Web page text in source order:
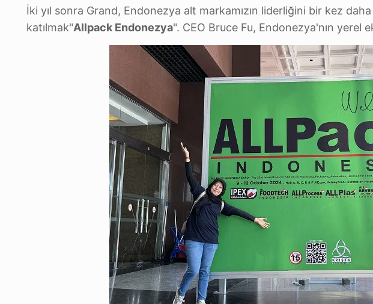
İki yıl sonra Grand, Endonezya alt markamızın liderliğini bir kez
katılmak"Allpack Endonezya". CEO Bruce Fu, Endonezya'nın yerel